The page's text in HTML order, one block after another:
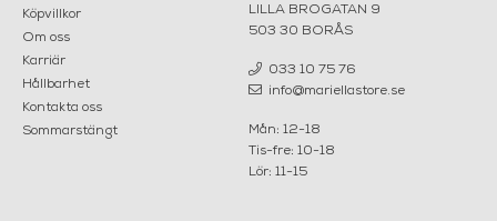
Köpvillkor
Om oss
Karriär
Hållbarhet
Kontakta oss
Sommarstängt
LILLA BROGATAN 9
503 30 BORÅS
033 10 75 76
info@mariellastore.se
Mån: 12-18
Tis-fre: 10-18
Lör: 11-15